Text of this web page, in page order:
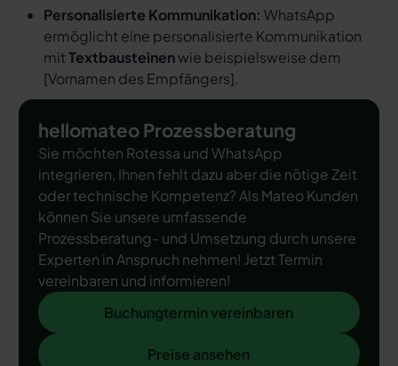
Personalisierte Kommunikation: WhatsApp
ermöglicht eine personalisierte Kommunikation
mitTextbausteinenwie beispielsweise dem
[Vornamen des Empfängers].
hellomateo Prozessberatung
Sie möchten Rotessa und WhatsApp
integrieren, Ihnen fehlt dazu aber die nötige Zeit
oder technische Kompetenz? Als Mateo Kunden
können Sie unsere umfassende
Prozessberatung- und Umsetzung durch unsere
Experten in Anspruch nehmen! Jetzt Termin
vereinbaren und informieren!
Buchungtermin vereinbaren
Buchungtermin vereinbaren
Preise ansehen
Preise ansehen